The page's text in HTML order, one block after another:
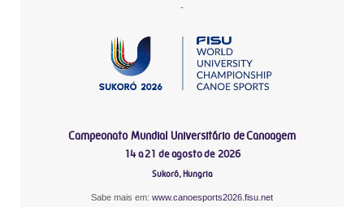
-
Campeonato Mundial Universitário de Canoagem
14 a 21 de agosto de 2026
Sukoró, Hungria
Sabe mais em: www.canoesports2026.fisu.net